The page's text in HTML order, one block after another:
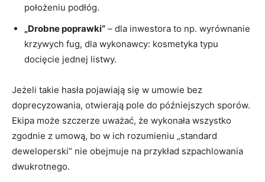
położeniu podłóg.
„Drobne poprawki” – dla inwestora to np. wyrównanie
krzywych fug, dla wykonawcy: kosmetyka typu
docięcie jednej listwy.
Jeżeli takie hasła pojawiają się w umowie bez
doprecyzowania, otwierają pole do późniejszych sporów.
Ekipa może szczerze uważać, że wykonała wszystko
zgodnie z umową, bo w ich rozumieniu „standard
deweloperski” nie obejmuje na przykład szpachlowania
dwukrotnego.